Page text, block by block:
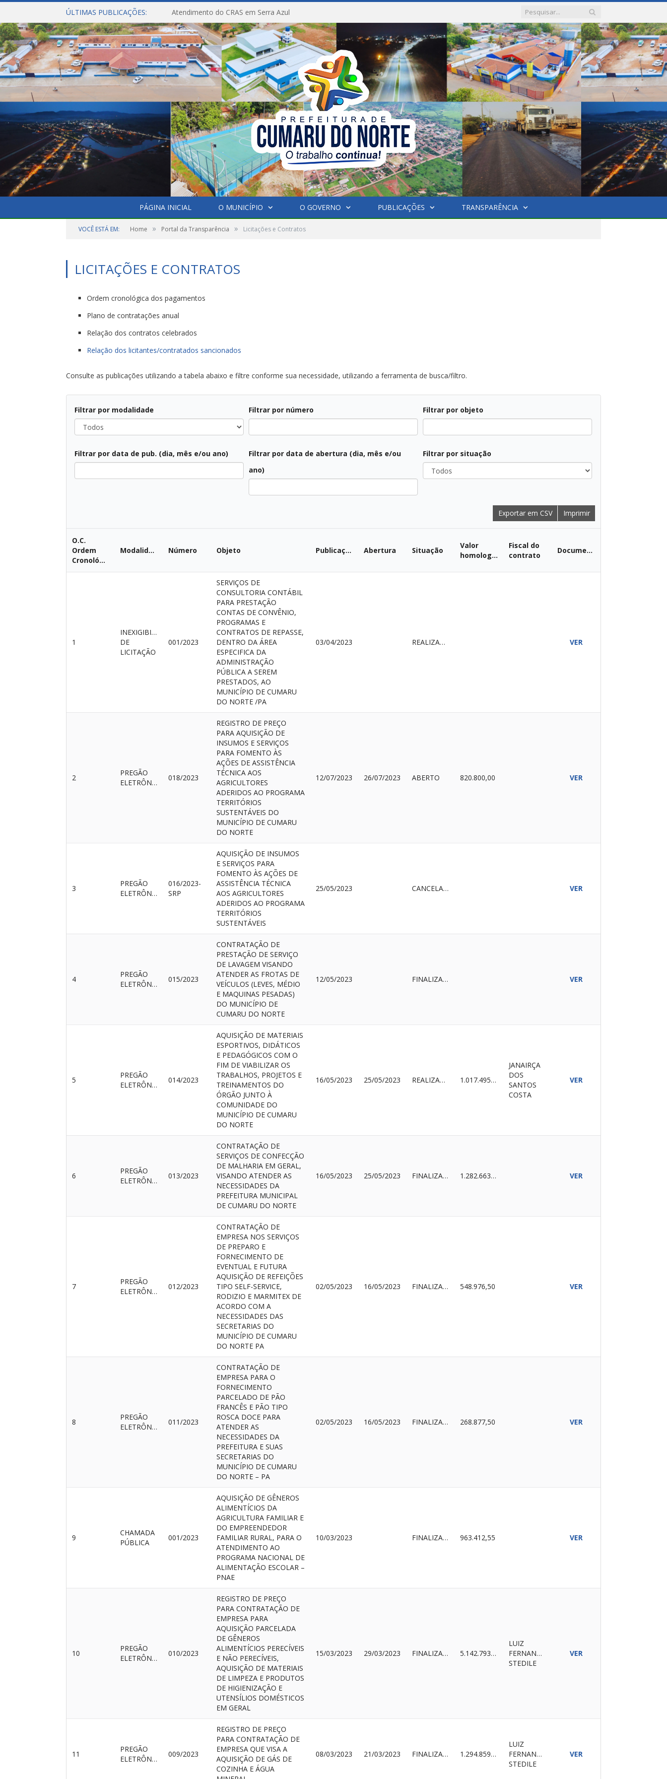
ÚLTIMAS PUBLICAÇÕES: Atendimento do CRAS em Serra Azul
PÁGINA INICIAL O MUNICÍPIO O GOVERNO PUBLICAÇÕES TRANSPARÊNCIA
VOCÊ ESTÁ EM: Home » Portal da Transparência » Licitações e Contratos
LICITAÇÕES E CONTRATOS
Ordem cronológica dos pagamentos
Plano de contratações anual
Relação dos contratos celebrados
Relação dos licitantes/contratados sancionados
Consulte as publicações utilizando a tabela abaixo e filtre conforme sua necessidade, utilizando a ferramenta de busca/filtro.
Filtrar por modalidade
Todos
Filtrar por número
Filtrar por objeto
Filtrar por data de pub. (dia, mês e/ou ano)
Filtrar por data de abertura (dia, mês e/ou
ano)
Filtrar por situação
Todos
Exportar em CSV Imprimir
O.C.
Ordem
Cronológica
Modalidade Número Objeto Publicação Abertura Situação
Valor
homologado
Fiscal do
contrato
Documentos
1
INEXIGIBILIDADE
DE
LICITAÇÃO
001/2023
SERVIÇOS DE
CONSULTORIA CONTÁBIL
PARA PRESTAÇÃO
CONTAS DE CONVÊNIO,
PROGRAMAS E
CONTRATOS DE REPASSE,
DENTRO DA ÁREA
ESPECIFICA DA
ADMINISTRAÇÃO
PÚBLICA A SEREM
PRESTADOS, AO
MUNICÍPIO DE CUMARU
DO NORTE /PA
03/04/2023 REALIZADA VER
2
PREGÃO
ELETRÔNICO
018/2023
REGISTRO DE PREÇO
PARA AQUISIÇÃO DE
INSUMOS E SERVIÇOS
PARA FOMENTO ÀS
AÇÕES DE ASSISTÊNCIA
TÉCNICA AOS
AGRICULTORES
ADERIDOS AO PROGRAMA
TERRITÓRIOS
SUSTENTÁVEIS DO
MUNICÍPIO DE CUMARU
DO NORTE
12/07/2023 26/07/2023 ABERTO 820.800,00 VER
3
PREGÃO
ELETRÔNICO
016/2023-
SRP
AQUISIÇÃO DE INSUMOS
E SERVIÇOS PARA
FOMENTO ÀS AÇÕES DE
ASSISTÊNCIA TÉCNICA
AOS AGRICULTORES
ADERIDOS AO PROGRAMA
TERRITÓRIOS
SUSTENTÁVEIS
25/05/2023 CANCELADO VER
4
PREGÃO
ELETRÔNICO
015/2023
CONTRATAÇÃO DE
PRESTAÇÃO DE SERVIÇO
DE LAVAGEM VISANDO
ATENDER AS FROTAS DE
VEÍCULOS (LEVES, MÉDIO
E MAQUINAS PESADAS)
DO MUNICÍPIO DE
CUMARU DO NORTE
12/05/2023 FINALIZADO VER
5
PREGÃO
ELETRÔNICO
014/2023
AQUISIÇÃO DE MATERIAIS
ESPORTIVOS, DIDÁTICOS
E PEDAGÓGICOS COM O
FIM DE VIABILIZAR OS
TRABALHOS, PROJETOS E
TREINAMENTOS DO
ÓRGÃO JUNTO À
COMUNIDADE DO
MUNICÍPIO DE CUMARU
DO NORTE
16/05/2023 25/05/2023 REALIZADA 1.017.495,64
JANAIRÇA
DOS
SANTOS
COSTA
VER
6
PREGÃO
ELETRÔNICO
013/2023
CONTRATAÇÃO DE
SERVIÇOS DE CONFECÇÃO
DE MALHARIA EM GERAL,
VISANDO ATENDER AS
NECESSIDADES DA
PREFEITURA MUNICIPAL
DE CUMARU DO NORTE
16/05/2023 25/05/2023 FINALIZADO 1.282.663,00 VER
7
PREGÃO
ELETRÔNICO
012/2023
CONTRATAÇÃO DE
EMPRESA NOS SERVIÇOS
DE PREPARO E
FORNECIMENTO DE
EVENTUAL E FUTURA
AQUISIÇÃO DE REFEIÇÕES
TIPO SELF-SERVICE,
RODIZIO E MARMITEX DE
ACORDO COM A
NECESSIDADES DAS
SECRETARIAS DO
MUNICÍPIO DE CUMARU
DO NORTE PA
02/05/2023 16/05/2023 FINALIZADO 548.976,50 VER
8
PREGÃO
ELETRÔNICO
011/2023
CONTRATAÇÃO DE
EMPRESA PARA O
FORNECIMENTO
PARCELADO DE PÃO
FRANCÊS E PÃO TIPO
ROSCA DOCE PARA
ATENDER AS
NECESSIDADES DA
PREFEITURA E SUAS
SECRETARIAS DO
MUNICÍPIO DE CUMARU
DO NORTE – PA
02/05/2023 16/05/2023 FINALIZADO 268.877,50 VER
9
CHAMADA
PÚBLICA
001/2023
AQUISIÇÃO DE GÊNEROS
ALIMENTÍCIOS DA
AGRICULTURA FAMILIAR E
DO EMPREENDEDOR
FAMILIAR RURAL, PARA O
ATENDIMENTO AO
PROGRAMA NACIONAL DE
ALIMENTAÇÃO ESCOLAR –
PNAE
10/03/2023 FINALIZADO 963.412,55 VER
10
PREGÃO
ELETRÔNICO
010/2023
REGISTRO DE PREÇO
PARA CONTRATAÇÃO DE
EMPRESA PARA
AQUISIÇÃO PARCELADA
DE GÊNEROS
ALIMENTÍCIOS PERECÍVEIS
E NÃO PERECÍVEIS,
AQUISIÇÃO DE MATERIAIS
DE LIMPEZA E PRODUTOS
DE HIGIENIZAÇÃO E
UTENSÍLIOS DOMÉSTICOS
EM GERAL
15/03/2023 29/03/2023 FINALIZADO 5.142.793,15
LUIZ
FERNANDES
STEDILE
VER
11
PREGÃO
ELETRÔNICO
009/2023
REGISTRO DE PREÇO
PARA CONTRATAÇÃO DE
EMPRESA QUE VISA A
AQUISIÇÃO DE GÁS DE
COZINHA E ÁGUA
08/03/2023 21/03/2023 FINALIZADO 1.294.859,50
LUIZ
FERNANDES
STEDILE
VER